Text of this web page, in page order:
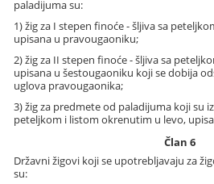
paladijuma su:
1) žig za I stepen finoće - šljiva sa
upisana u pravougaoniku;
2) žig za II stepen finoće - šljiva sa
upisana u šestougaoniku koji se dobija
uglova pravougaonika;
3) žig za predmete od paladijuma koji su
peteljkom i listom okrenutim u levo,
Član 6
Državni žigovi koji se upotrebljavaju za
su: